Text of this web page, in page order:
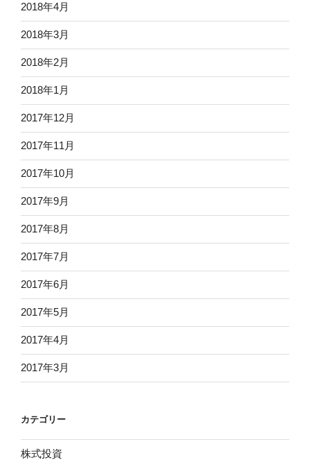
2018年4月
2018年3月
2018年2月
2018年1月
2017年12月
2017年11月
2017年10月
2017年9月
2017年8月
2017年7月
2017年6月
2017年5月
2017年4月
2017年3月
カテゴリー
株式投資